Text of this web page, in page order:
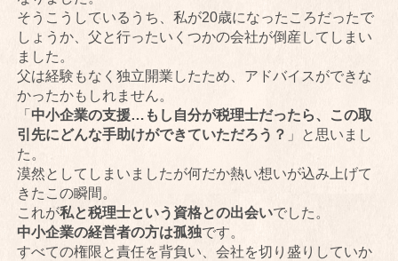
そうこうしているうち、私が20歳になったころだったで
しょうか、父と行ったいくつかの会社が倒産してしまい
ました。
父は経験もなく独立開業したため、アドバイスができな
かったかもしれません。
「 中小企業の支援…もし自分が税理士だったら、この取
引先にどんな手助けができていただろう？ 」と思いまし
た。
漠然としてしまいましたが何だか熱い想いが込み上げて
きたこの瞬間。
これが私と税理士という資格との出会いでした。
中小企業の経営者の方は孤独です。
すべての権限と責任を背負い、会社を切り盛りしていか